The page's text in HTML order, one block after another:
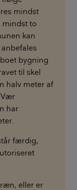
mindst
mindst to
kan
bygning
til skel
halv meter af
Vær
har
færdig,
eller er